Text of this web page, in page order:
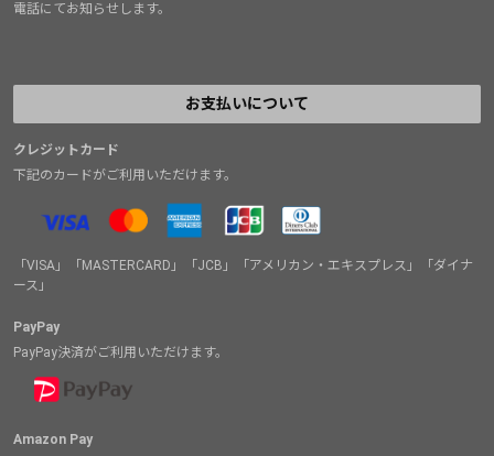
電話にてお知らせします。
お支払いについて
クレジットカード
下記のカードがご利用いただけます。
「VISA」「MASTERCARD」「JCB」「アメリカン・エキスプレス」「ダイナ
ース」
PayPay
PayPay決済がご利用いただけます。
Amazon Pay